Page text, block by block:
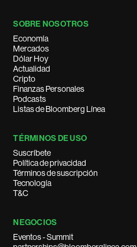
SOBRE NOSOTROS
Economía
Mercados
Dólar Hoy
Actualidad
Cripto
Finanzas Personales
Podcasts
Listas de Bloomberg Línea
TÉRMINOS DE USO
Suscríbete
Política de privacidad
Términos de suscripción
Tecnología
T&C
NEGOCIOS
Eventos - Summit